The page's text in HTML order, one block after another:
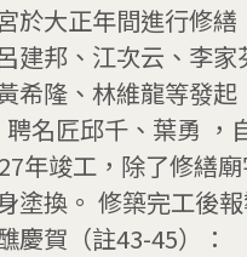
大正年間進行修繕
建邦、江次云、李家
希隆、林維龍等發
名匠邱千、葉勇 ，
年竣工，除了修繕
塗換。 修築完工後
慶賀（註43-45）：